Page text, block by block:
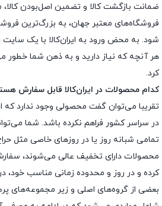
ضمانت بازگشت کالا و تضمین اصل‌بودن
فروشگاه‌های معتبر جهان، به بزرگ‌ترین
شود. به محض ورود به ایران‌کالا با یک سایت
هر آنچه که نیاز دارید و به ذهن شما خطور
کرد.
کدام محصولات در ایران‌کالا قابل سفارش
تقریبا می‌توان گفت محصولی وجود ندارد که
در سراسر کشور فراهم نکرده باشد. شما
تمامی شبانه روز یا در روزهای خاصی مثل
محصولات دارای تخفیف عالی می‌شوند،
کرده و در روز و محدوده زمانی مناسب خود،
بعضی از گروه‌های اصلی و زیر مجموعه‌های